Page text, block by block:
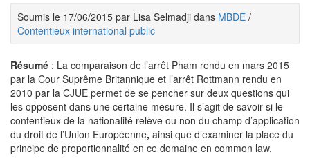
Soumis le 17/06/2015 par Lisa Selmadji dans MBDE /
Contentieux international public
Résumé : La comparaison de l’arrêt Pham rendu en mars 2015
par la Cour Suprême Britannique et l’arrêt Rottmann rendu en
2010 par la CJUE permet de se pencher sur deux questions qui
les opposent dans une certaine mesure. Il s’agit de savoir si le
contentieux de la nationalité relève ou non du champ d’application
du droit de l’Union Européenne, ainsi que d’examiner la place du
principe de proportionnalité en ce domaine en common law.